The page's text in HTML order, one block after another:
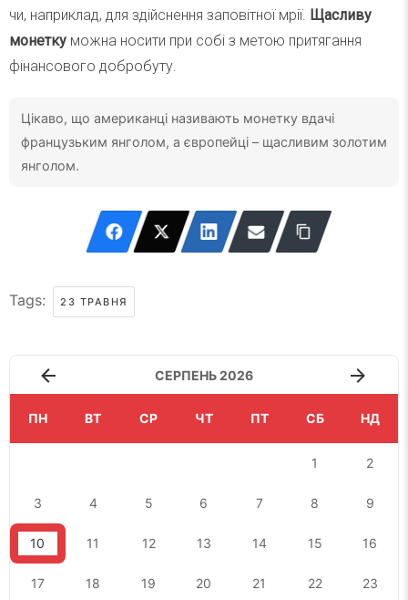
чи, наприклад, для здійснення заповітної мрії. Щасливу
монетку можна носити при собі з метою притягання
фінансового добробуту.
Цікаво, що американці називають монетку вдачі
французьким янголом, а європейці – щасливим золотим
янголом.
Tags: 23 ТРАВНЯ
СЕРПЕНЬ 2026
ПН ВТ СР ЧТ ПТ СБ НД
1 2
3 4 5 6 7 8 9
10 11 12 13 14 15 16
17 18 19 20 21 22 23